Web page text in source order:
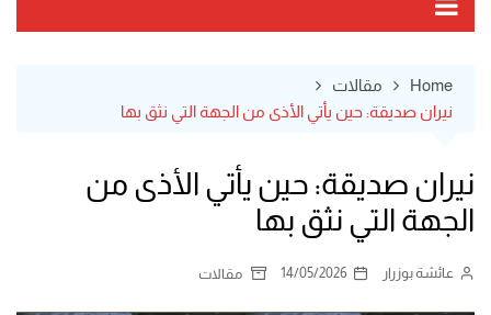
Home
مقالات
نيران صديقة: حين يأتي الأذى من الجهة التي نثق بها
نيران صديقة: حين يأتي الأذى من
الجهة التي نثق بها
عائشة بوزرار 14/05/2026 مقالات